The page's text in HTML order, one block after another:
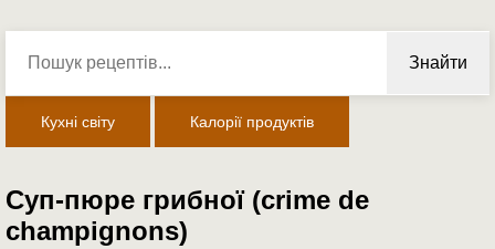
Знайти
Кухні світу Калорії продуктів
Суп-пюре грибної (crime de
champignons)